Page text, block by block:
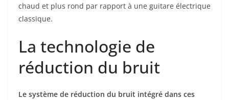
chaud et plus rond​ par rapport à une guitare électrique​
classique.
La‍ technologie de
réduction du bruit
Le​ système de réduction du ‍bruit intégré dans ces